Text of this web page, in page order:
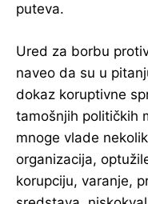
puteva.
Ured za borbu
naveo da su u
dokaz koruptivne
tamošnjih političkih
mnoge vlade
organizacija,
korupciju, varanje,